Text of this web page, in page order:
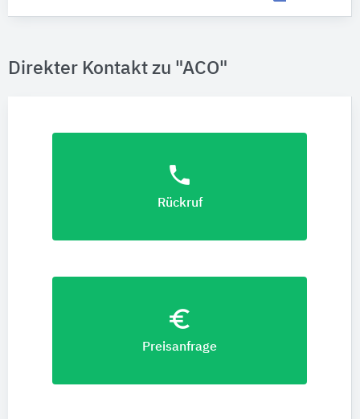
Direkter Kontakt zu "ACO"
phone
Rückruf
euro_symbol
Preisanfrage